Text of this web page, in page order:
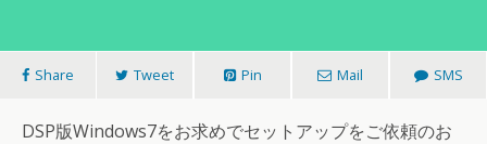
Share Tweet Pin Mail SMS
DSP版Windows7をお求めでセットアップをご依頼のお